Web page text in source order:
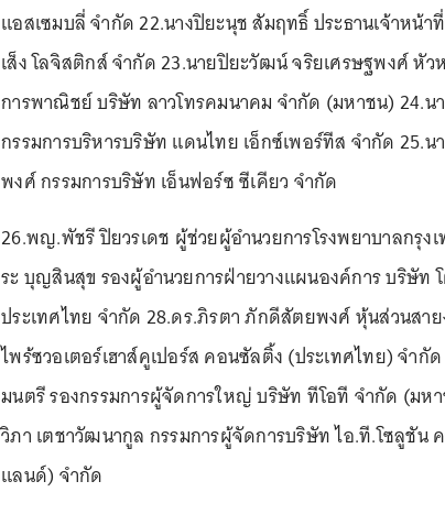
แอสเซมบลี่ จำกัด 22.นางปิยะนุช สัมฤทธิ์ ประธานเจ้าหน้
เส็ง โลจิสติกส์ จำกัด 23.นายปิยะวัฒน์ จริยเศรษฐพงศ์ หั
การพาณิชย์ บริษัท ลาวโทรคมนาคม จำกัด (มหาชน) 24.น
กรรมการบริหารบริษัท แดนไทย เอ็กซ์เพอร์ทีส จำกัด 25.น
พงศ์ กรรมการบริษัท เอ็นฟอร์ซ ซีเคียว จำกัด
26.พญ.พัชรี ปิยวรเดช ผู้ช่วยผู้อำนวยการโรงพยาบาลกรุง
ระ บุญสินสุข รองผู้อำนวยการฝ่ายวางแผนองค์การ บริษัท
ประเทศไทย จำกัด 28.ดร.ภิรตา ภักดีสัตยพงศ์ หุ้นส่วนสา
ไพร้ซวอเตอร์เฮาส์คูเปอร์ส คอนซัลติ้ง (ประเทศไทย) จำกั
มนตรี รองกรรมการผู้จัดการใหญ่ บริษัท ทีโอที จำกัด (มห
วิภา เตชาวัฒนากูล กรรมการผู้จัดการบริษัท ไอ.ที.โซลูชัน
แลนด์) จำกัด